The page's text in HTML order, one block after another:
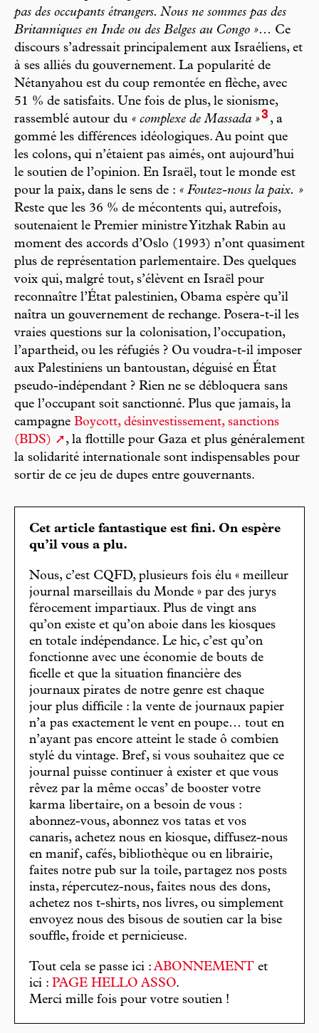
pas des occupants étrangers. Nous ne sommes pas des
Britanniques en Inde ou des Belges au Congo »… Ce
discours s’adressait principalement aux Israéliens, et
à ses alliés du gouvernement. La popularité de
Nétanyahou est du coup remontée en flèche, avec
51 % de satisfaits. Une fois de plus, le sionisme,
rassemblé autour du « complexe de Massada »3 , a
gommé les différences idéologiques. Au point que
les colons, qui n’étaient pas aimés, ont aujourd’hui
le soutien de l’opinion. En Israël, tout le monde est
pour la paix, dans le sens de : « Foutez-nous la paix. »
Reste que les 36 % de mécontents qui, autrefois,
soutenaient le Premier ministre Yitzhak Rabin au
moment des accords d’Oslo (1993) n’ont quasiment
plus de représentation parlementaire. Des quelques
voix qui, malgré tout, s’élèvent en Israël pour
reconnaître l’État palestinien, Obama espère qu’il
naîtra un gouvernement de rechange. Posera-t-il les
vraies questions sur la colonisation, l’occupation,
l’apartheid, ou les réfugiés ? Ou voudra-t-il imposer
aux Palestiniens un bantoustan, déguisé en État
pseudo-indépendant ? Rien ne se débloquera sans
que l’occupant soit sanctionné. Plus que jamais, la
campagne Boycott, désinvestissement, sanctions
(BDS)
, la flottille pour Gaza et plus généralement
la solidarité internationale sont indispensables pour
sortir de ce jeu de dupes entre gouvernants.
Cet article fantastique est fini. On espère
qu’il vous a plu.
Nous, c’est CQFD, plusieurs fois élu « meilleur
journal marseillais du Monde » par des jurys
férocement impartiaux. Plus de vingt ans
qu’on existe et qu’on aboie dans les kiosques
en totale indépendance. Le hic, c’est qu’on
fonctionne avec une économie de bouts de
ficelle et que la situation financière des
journaux pirates de notre genre est chaque
jour plus difficile : la vente de journaux papier
n’a pas exactement le vent en poupe… tout en
n’ayant pas encore atteint le stade ô combien
stylé du vintage. Bref, si vous souhaitez que ce
journal puisse continuer à exister et que vous
rêvez par la même occas’ de booster votre
karma libertaire, on a besoin de vous :
abonnez-vous, abonnez vos tatas et vos
canaris, achetez nous en kiosque, diffusez-nous
en manif, cafés, bibliothèque ou en librairie,
faites notre pub sur la toile, partagez nos posts
insta, répercutez-nous, faites nous des dons,
achetez nos t-shirts, nos livres, ou simplement
envoyez nous des bisous de soutien car la bise
souffle, froide et pernicieuse.
Tout cela se passe ici : ABONNEMENT et
ici : PAGE HELLO ASSO.
Merci mille fois pour votre soutien !